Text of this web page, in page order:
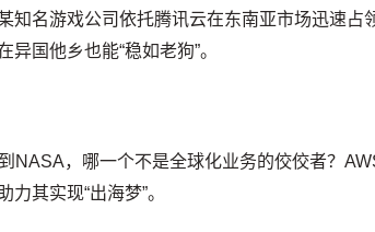
知名游戏公司依托腾讯云在东南亚市场迅速占
国他乡也能“稳如老狗”。
NASA，哪一个不是全球化业务的佼佼者？
其实现“出海梦”。